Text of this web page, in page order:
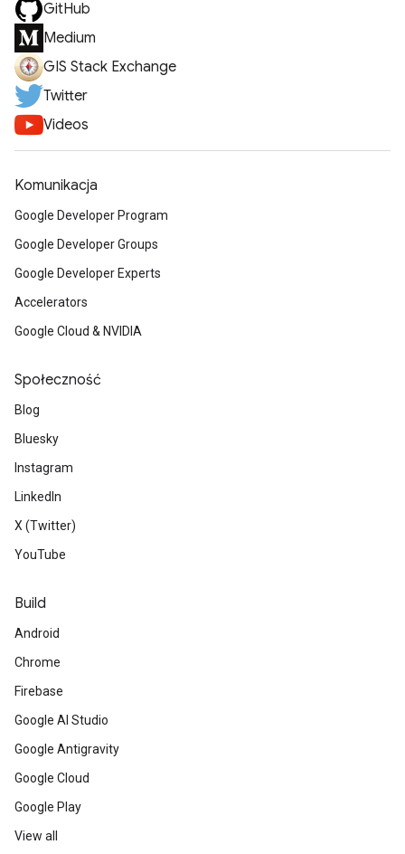
GitHub
Medium
GIS Stack Exchange
Twitter
Videos
Komunikacja
Google Developer Program
Google Developer Groups
Google Developer Experts
Accelerators
Google Cloud & NVIDIA
Społeczność
Blog
Bluesky
Instagram
LinkedIn
X (Twitter)
YouTube
Build
Android
Chrome
Firebase
Google AI Studio
Google Antigravity
Google Cloud
Google Play
View all